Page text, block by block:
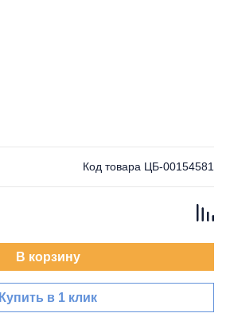
Код товара ЦБ-00154581
В корзину
Купить в 1 клик